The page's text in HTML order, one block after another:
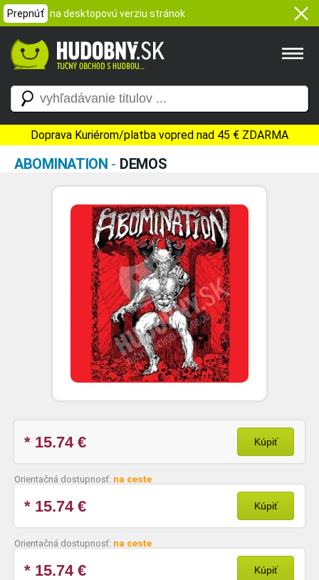
Prepnúť na desktopovú verziu stránok
Doprava Kuriérom/platba vopred nad 45 € ZDARMA
ABOMINATION - DEMOS
* 15.74€ Kúpiť
Orientačná dostupnosť: na ceste
* 15.74€ Kúpiť
Orientačná dostupnosť: na ceste
* 15.74€ Kúpiť